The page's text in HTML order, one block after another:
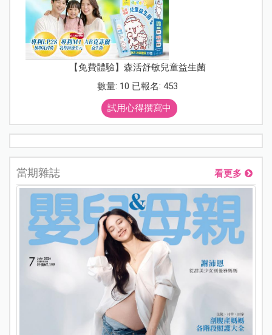
【免費體驗】森活舒敏兒童益生菌
數量: 10 已報名: 453
試用心得撰寫中
當期雜誌 看更多